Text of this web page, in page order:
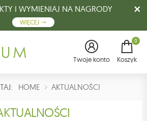
I WYMIENIAJ NA NAGRODY
WIĘCEJ
Twoje konto
0
Koszyk
HOME AKTUALNOŚCI